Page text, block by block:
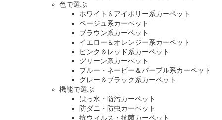
色で選ぶ
ホワイト＆アイボリー系カーペット
ベージュ系カーペット
ブラウン系カーペット
イエロー＆オレンジー系カーペット
ピンク＆レッド系カーペット
グリーン系カーペット
ブルー・ネービー＆パープル系カーペット
グレー＆ブラック系カーペット
機能で選ぶ
はっ水・防汚カーペット
防ダニ・防虫カーペット
抗ウィルス・抗菌カーペット